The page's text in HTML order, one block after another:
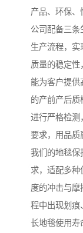
产品、环保、
公司配备三
生产流程，
质量的稳定性
能为客户提
的产前产后
进行严格检测
要求，用品质
我们的地毯保
求，适配多种
度的冲击与
程中出现划痕
长地毯使用寿